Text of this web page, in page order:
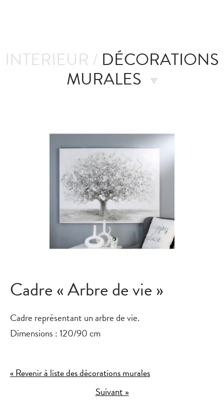
INTERIEUR / DÉCORATIONS
MURALES
Cadre « Arbre de vie »
Cadre représentant un arbre de vie.
Dimensions : 120/90 cm
« Revenir à liste des décorations murales
Suivant »